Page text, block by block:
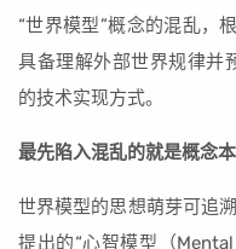
“世界模型”概念的混乱，
具备理解外部世界规律并
的技术实现方式。
最先陷入混乱的就是概念本
世界模型的思想萌芽可追
提出的“心智模型（